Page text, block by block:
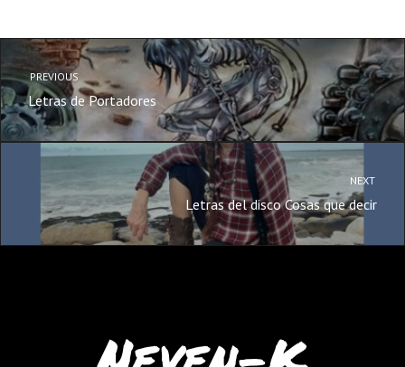
PREVIOUS
Letras de Portadores
NEXT
Letras del disco Cosas que decir